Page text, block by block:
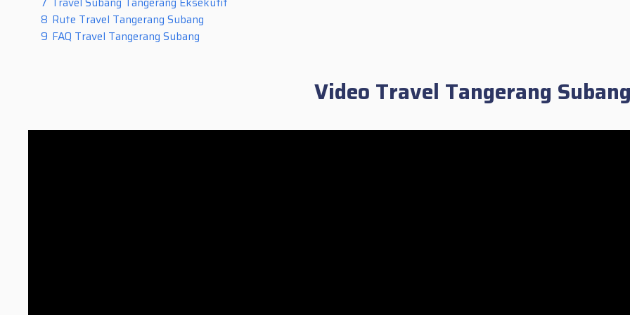
8 Rute Travel Tangerang Subang
9 FAQ Travel Tangerang Subang
Video Travel Tangerang